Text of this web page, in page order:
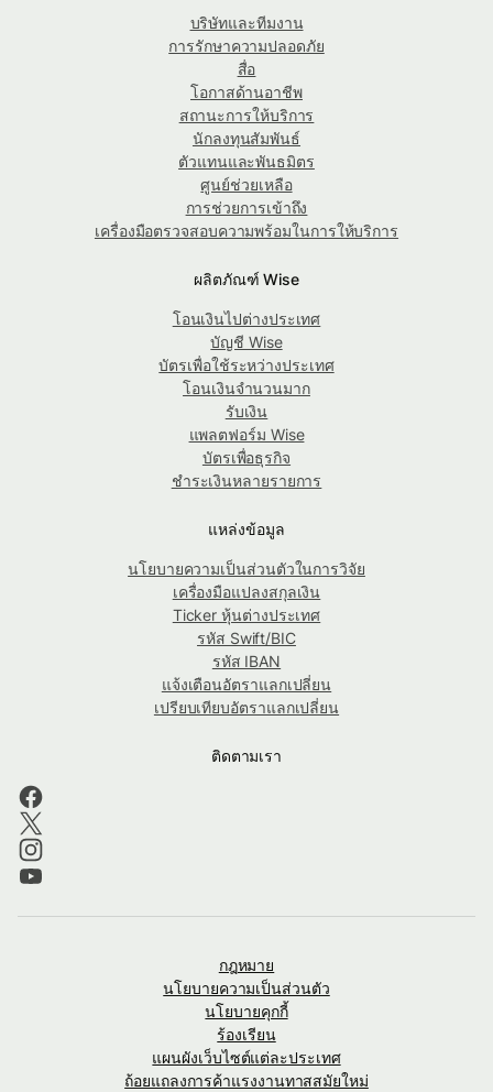
บริษัทและทีมงาน
การรักษาความปลอดภัย
สื่อ
โอกาสด้านอาชีพ
สถานะการให้บริการ
นักลงทุนสัมพันธ์
ตัวแทนและพันธมิตร
ศูนย์ช่วยเหลือ
การช่วยการเข้าถึง
เครื่องมือตรวจสอบความพร้อมในการให้บริการ
ผลิตภัณฑ์ Wise
โอนเงินไปต่างประเทศ
บัญชี Wise
บัตรเพื่อใช้ระหว่างประเทศ
โอนเงินจำนวนมาก
รับเงิน
แพลตฟอร์ม Wise
บัตรเพื่อธุรกิจ
ชำระเงินหลายรายการ
แหล่งข้อมูล
นโยบายความเป็นส่วนตัวในการวิจัย
เครื่องมือแปลงสกุลเงิน
Ticker หุ้นต่างประเทศ
รหัส Swift/BIC
รหัส IBAN
แจ้งเตือนอัตราแลกเปลี่ยน
เปรียบเทียบอัตราแลกเปลี่ยน
ติดตามเรา
กฎหมาย
นโยบายความเป็นส่วนตัว
นโยบายคุกกี้
ร้องเรียน
แผนผังเว็บไซต์แต่ละประเทศ
ถ้อยแถลงการค้าแรงงานทาสสมัยใหม่